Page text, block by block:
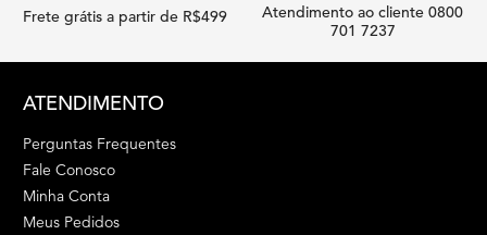
Frete grátis a partir de R$499
Atendimento ao cliente 0800
701 7237
ATENDIMENTO
Perguntas Frequentes
Fale Conosco
Minha Conta
Meus Pedidos